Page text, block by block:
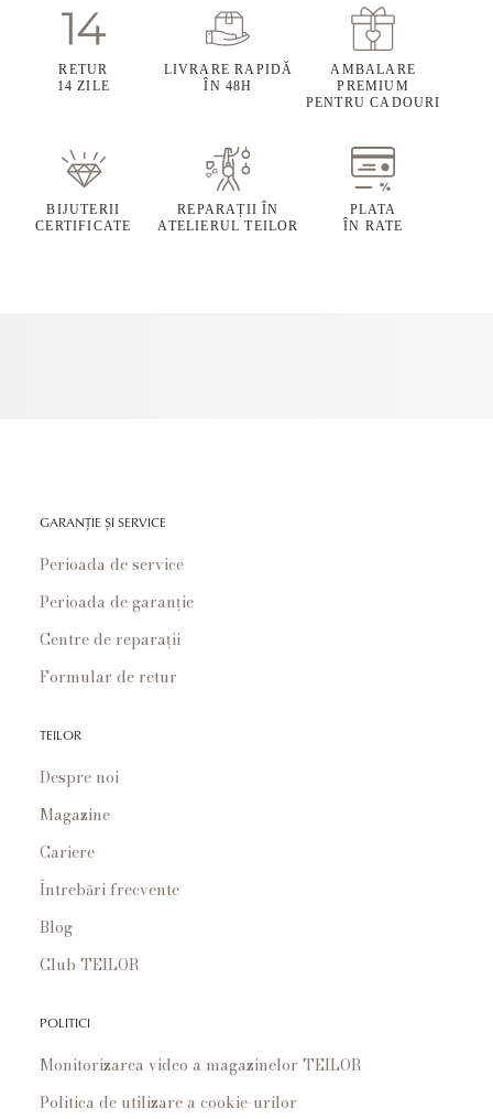
RETUR
14 ZILE
LIVRARE RAPIDĂ
ÎN 48H
AMBALARE
PREMIUM
PENTRU CADOURI
BIJUTERII
CERTIFICATE
REPARAȚII ÎN
ATELIERUL TEILOR
PLATA
ÎN RATE
GARANȚIE ȘI SERVICE
Perioada de service
Perioada de garanție
Centre de reparații
Formular de retur
TEILOR
Despre noi
Magazine
Cariere
Întrebări frecvente
Blog
Club TEILOR
POLITICI
Monitorizarea video a magazinelor TEILOR
Politica de utilizare a cookie-urilor